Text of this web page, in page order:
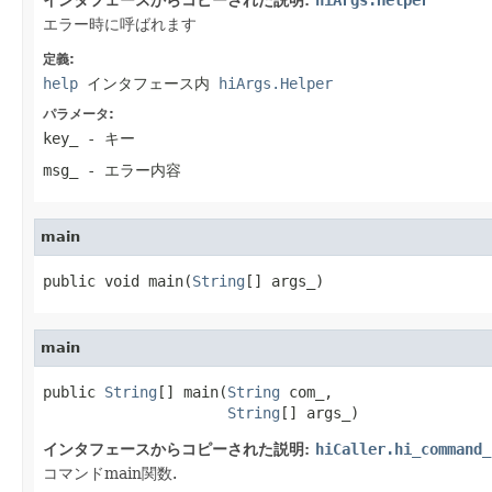
エラー時に呼ばれます
定義:
help インタフェース内 hiArgs.Helper
パラメータ:
key_
- キー
msg_
- エラー内容
main
public void main(String [] args_)
main
public String [] main(String com_,
String [] args_)
インタフェースからコピーされた説明:
コマンドmain関数.